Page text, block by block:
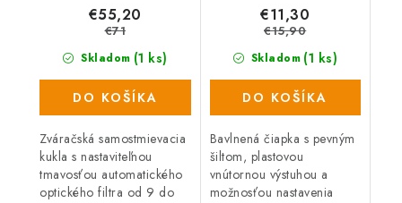
Skladom (1 ks)
€55,20
€71
DO KOŠÍKA
Zváračská samostmievacia
kukla s nastaviteľnou
tmavosťou automatického
optického filtra od 9 do
Skladom (1 ks)
€11,30
€15,90
DO KOŠÍKA
Bavlnená čiapka s pevným
šiltom, plastovou
vnútornou výstuhou a
možnosťou nastavenia